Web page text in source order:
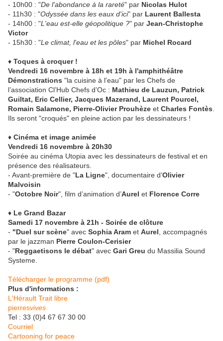
- 10h00 : "De l'abondance à la rareté" par Nicolas Hulot
- 11h30 : "Odyssée dans les eaux d'ici" par Laurent Ballesta
- 14h00 : "L'eau est-elle géopolitique ?" par Jean-Christophe
Victor
- 15h30 : "Le climat, l'eau et les pôles" par Michel Rocard
♦ Toques à croquer !
Vendredi 16 novembre à 18h et 19h à l'amphithéâtre
Démonstrations "la cuisine à l'eau" par les Chefs de
l’association Cl’Hub Chefs d’Oc : Mathieu de Lauzun, Patrick
Guiltat, Eric Cellier, Jacques Mazerand, Laurent Pourcel,
Romain Salamone, Pierre-Olivier Prouhèze et Charles Fontès
Ils seront "croqués" en pleine action par les dessinateurs !
♦ Cinéma et image animée
Vendredi 16 novembre à 20h30
Soirée au cinéma Utopia avec les dessinateurs de festival et en
présence des réalisateurs.
- Avant-première de "La Ligne", documentaire d’Olivier
Malvoisin
- "Octobre Noir", film d’animation d’Aurel et Florence Corre
♦ Le Grand Bazar
Samedi 17 novembre à 21h - Soirée de clôture
- "Duel sur scène" avec Sophia Aram et Aurel , accompagnés
par le jazzman Pierre Coulon-Cerisier
- "Reggaetisons le débat" avec Gari Greu du Massilia Sound
Systeme.
Télécharger le programme (pdf)
Plus d'informations :
L'Hérault Trait libre
pierresvives
Tel : 33 (0)4 67 67 30 00
Courriel
Cartooning for peace